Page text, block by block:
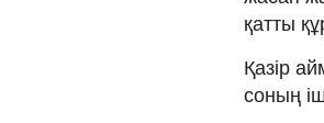
қатты
Қазір
соның